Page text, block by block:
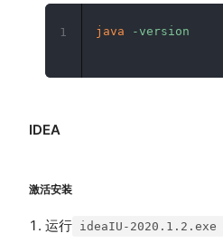
java -version
1
IDEA
激活安装
运行 ideaIU-2020.1.2.exe